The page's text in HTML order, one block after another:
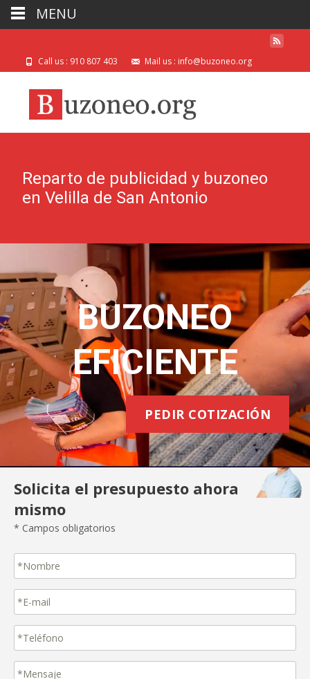
Call us : 910 807 403 Mail us : info@buzoneo.org
Reparto de publicidad y buzoneo
en Velilla de San Antonio
BUZONEO
EFICIENTE
PEDIR COTIZACIÓN
Solicita el presupuesto ahora
mismo
* Campos obligatorios
MENU